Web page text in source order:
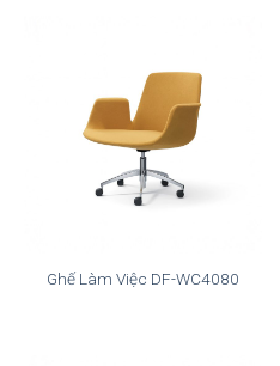
Ghế Làm Việc DF-WC4080